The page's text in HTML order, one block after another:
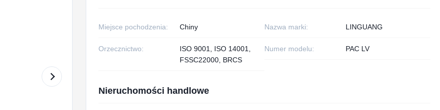
Miejsce pochodzenia: Chiny Nazwa marki: LINGUANG
Orzecznictwo:
ISO 9001, ISO 14001,
FSSC22000, BRCS
Numer modelu: PAC LV
Nieruchomości handlowe